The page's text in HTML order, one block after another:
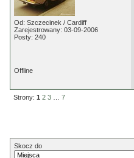
Od: Szczecinek / Cardiff
Zarejestrowany: 03-09-2006
Posty: 240
Offline
Strony: 1 2 3 7
Skocz do